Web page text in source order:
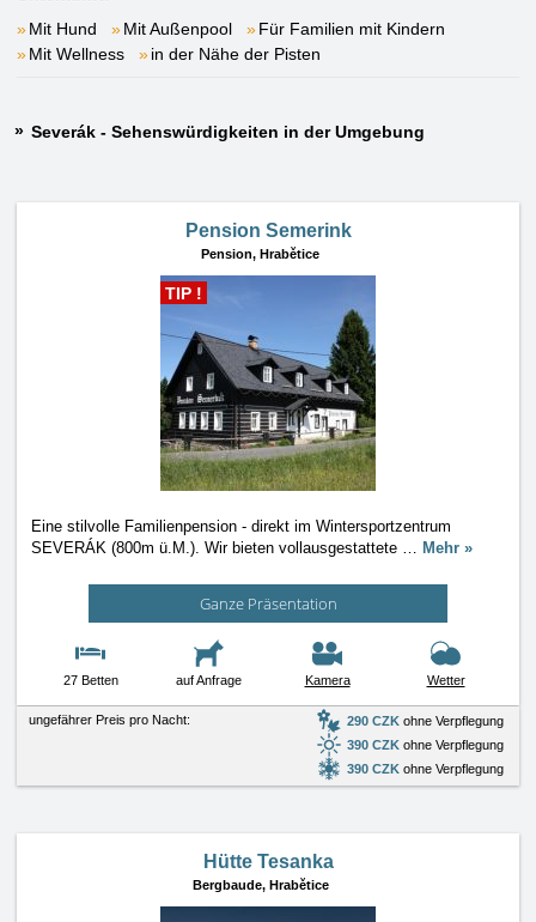
Mit Hund
Mit Außenpool
Für Familien mit Kindern
Mit Wellness
in der Nähe der Pisten
Severák - Sehenswürdigkeiten in der Umgebung
Pension Semerink
Pension, Hrabětice
TIP !
Eine stilvolle Familienpension - direkt im Wintersportzentrum
SEVERÁK (800m ü.M.). Wir bieten vollausgestattete … Mehr »
Ganze Präsentation
27 Betten auf Anfrage Kamera Wetter
ungefährer Preis pro Nacht: 290 CZK ohne Verpflegung
390 CZK ohne Verpflegung
390 CZK ohne Verpflegung
Hütte Tesanka
Bergbaude, Hrabětice